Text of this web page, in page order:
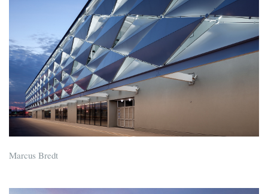
Marcus Bredt